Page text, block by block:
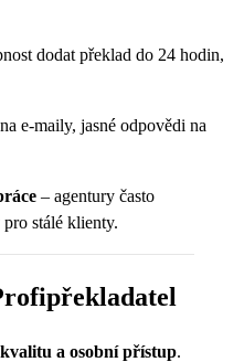
dodat překlad do 24 hodin,
e-maily, jasné odpovědi na
– agentury často
pro stálé klienty.
a osobní přístup.